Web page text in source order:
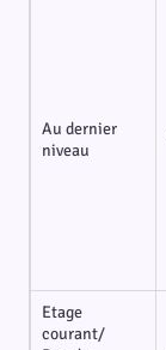
Au dernier
niveau
Etage
courant/